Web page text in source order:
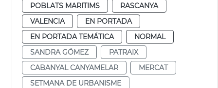
POBLATS MARITIMS
RASCANYA
VALENCIA
EN PORTADA
EN PORTADA TEMÁTICA
NORMAL
SANDRA GÓMEZ
PATRAIX
CABANYAL CANYAMELAR
MERCAT
SETMANA DE URBANISME